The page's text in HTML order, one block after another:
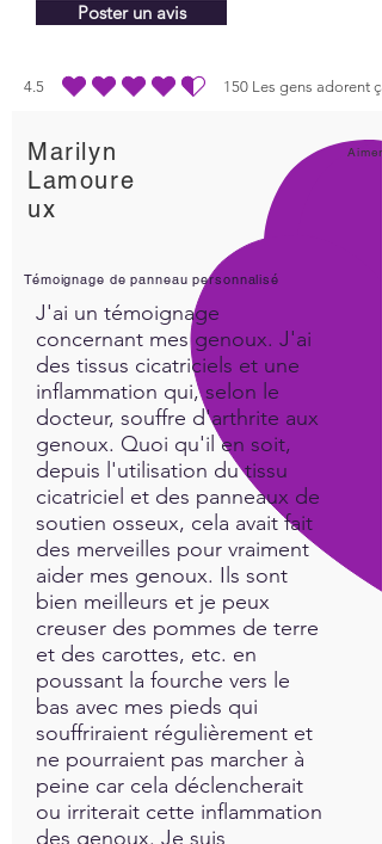
Quantum field is where it all
Poster un avis
4.5 150 Les gens adorent ça
la note moyenne est 4.5 sur 5, d'après 150 votes, Les
Marilyn
Lamoure
ux
Aimer!
Témoignage de panneau personnalisé
J'ai un témoignage
concernant mes genoux. J'ai
des tissus cicatriciels et une
inflammation qui, selon le
docteur, souffre d'arthrite aux
genoux. Quoi qu'il en soit,
depuis l'utilisation du tissu
cicatriciel et des panneaux de
soutien osseux, cela avait fait
des merveilles pour vraiment
aider mes genoux. Ils sont
bien meilleurs et je peux
creuser des pommes de terre
et des carottes, etc. en
poussant la fourche vers le
bas avec mes pieds qui
souffriraient régulièrement et
ne pourraient pas marcher à
peine car cela déclencherait
ou irriterait cette inflammation
des genoux. Je suis